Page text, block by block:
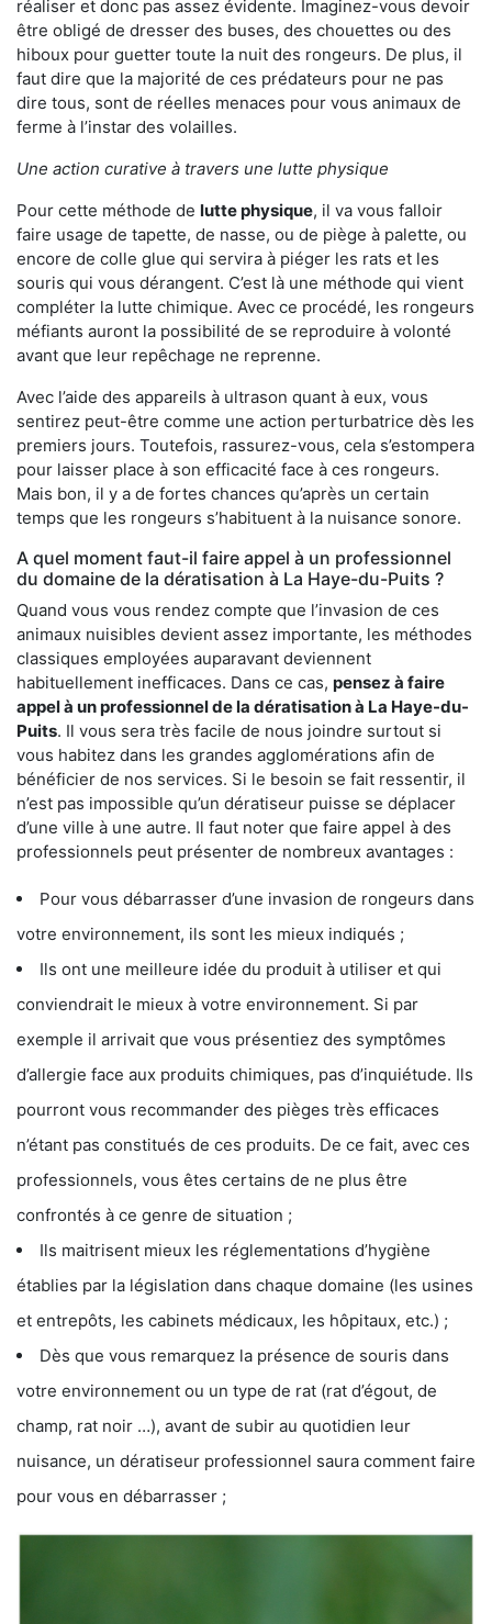
réaliser et donc pas assez évidente. Imaginez-vous devoir
être obligé de dresser des buses, des chouettes ou des
hiboux pour guetter toute la nuit des rongeurs. De plus, il
faut dire que la majorité de ces prédateurs pour ne pas
dire tous, sont de réelles menaces pour vous animaux de
ferme à l’instar des volailles.
Une action curative à travers une lutte physique
Pour cette méthode de lutte physique, il va vous falloir
faire usage de tapette, de nasse, ou de piège à palette, ou
encore de colle glue qui servira à piéger les rats et les
souris qui vous dérangent. C’est là une méthode qui vient
compléter la lutte chimique. Avec ce procédé, les rongeurs
méfiants auront la possibilité de se reproduire à volonté
avant que leur repêchage ne reprenne.
Avec l’aide des appareils à ultrason quant à eux, vous
sentirez peut-être comme une action perturbatrice dès les
premiers jours. Toutefois, rassurez-vous, cela s’estompera
pour laisser place à son efficacité face à ces rongeurs.
Mais bon, il y a de fortes chances qu’après un certain
temps que les rongeurs s’habituent à la nuisance sonore.
A quel moment faut-il faire appel à un professionnel
du domaine de la dératisation à La Haye-du-Puits ?
Quand vous vous rendez compte que l’invasion de ces
animaux nuisibles devient assez importante, les méthodes
classiques employées auparavant deviennent
habituellement inefficaces. Dans ce cas, pensez à faire
appel à un professionnel de la dératisation à La Haye-du-
Puits. Il vous sera très facile de nous joindre surtout si
vous habitez dans les grandes agglomérations afin de
bénéficier de nos services. Si le besoin se fait ressentir, il
n’est pas impossible qu’un dératiseur puisse se déplacer
d’une ville à une autre. Il faut noter que faire appel à des
professionnels peut présenter de nombreux avantages :
Pour vous débarrasser d’une invasion de rongeurs dans
votre environnement, ils sont les mieux indiqués ;
Ils ont une meilleure idée du produit à utiliser et qui
conviendrait le mieux à votre environnement. Si par
exemple il arrivait que vous présentiez des symptômes
d’allergie face aux produits chimiques, pas d’inquiétude. Ils
pourront vous recommander des pièges très efficaces
n’étant pas constitués de ces produits. De ce fait, avec ces
professionnels, vous êtes certains de ne plus être
confrontés à ce genre de situation ;
Ils maitrisent mieux les réglementations d’hygiène
établies par la législation dans chaque domaine (les usines
et entrepôts, les cabinets médicaux, les hôpitaux, etc.) ;
Dès que vous remarquez la présence de souris dans
votre environnement ou un type de rat (rat d’égout, de
champ, rat noir …), avant de subir au quotidien leur
nuisance, un dératiseur professionnel saura comment faire
pour vous en débarrasser ;